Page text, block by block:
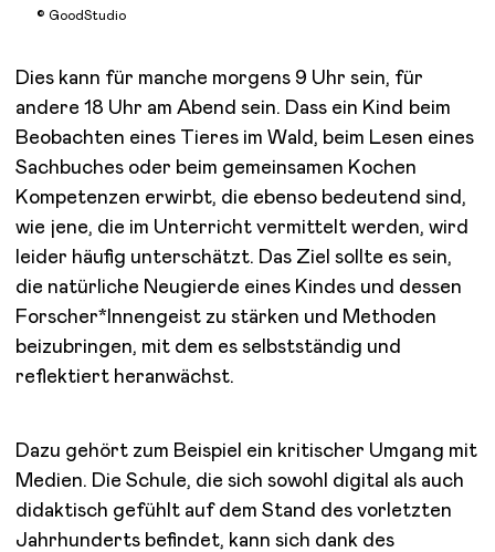
© GoodStudio
Dies kann für manche morgens 9 Uhr sein, für
andere 18 Uhr am Abend sein. Dass ein Kind beim
Beobachten eines Tieres im Wald, beim Lesen eines
Sachbuches oder beim gemeinsamen Kochen
Kompetenzen erwirbt, die ebenso bedeutend sind,
wie jene, die im Unterricht vermittelt werden, wird
leider häufig unterschätzt. Das Ziel sollte es sein,
die natürliche Neugierde eines Kindes und dessen
Forscher*Innengeist zu stärken und Methoden
beizubringen, mit dem es selbstständig und
reflektiert heranwächst.
Dazu gehört zum Beispiel ein kritischer Umgang mit
Medien. Die Schule, die sich sowohl digital als auch
didaktisch gefühlt auf dem Stand des vorletzten
Jahrhunderts befindet, kann sich dank des